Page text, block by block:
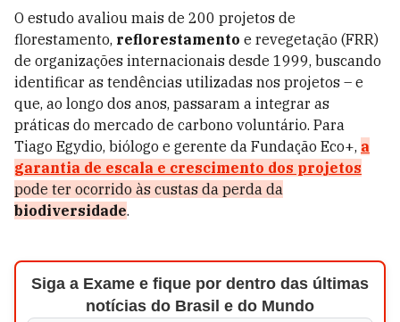
O estudo avaliou mais de 200 projetos de
florestamento, reflorestamento e revegetação (FRR)
de organizações internacionais desde 1999, buscando
identificar as tendências utilizadas nos projetos – e
que, ao longo dos anos, passaram a integrar as
práticas do mercado de carbono voluntário. Para
Tiago Egydio, biólogo e gerente da Fundação Eco+, a
garantia de escala e crescimento dos projetos
pode ter ocorrido às custas da perda da
biodiversidade.
Siga a Exame e fique por dentro das últimas
notícias do Brasil e do Mundo